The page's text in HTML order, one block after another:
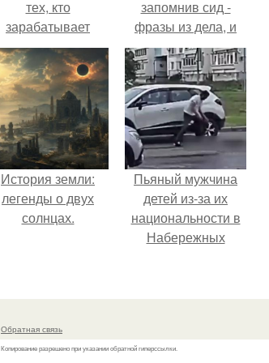
тех, кто
зарабатывает
меньше всего.
запомнив сид -
фразы из дела, и
советовался с
Chatgpt, как их
потратить.
История земли:
легенды о двух
солнцах.
Пьяный мужчина
детей из-за их
национальности в
Набережных
Обратная связь
Копирование разрешено при указании обратной гиперссылки.